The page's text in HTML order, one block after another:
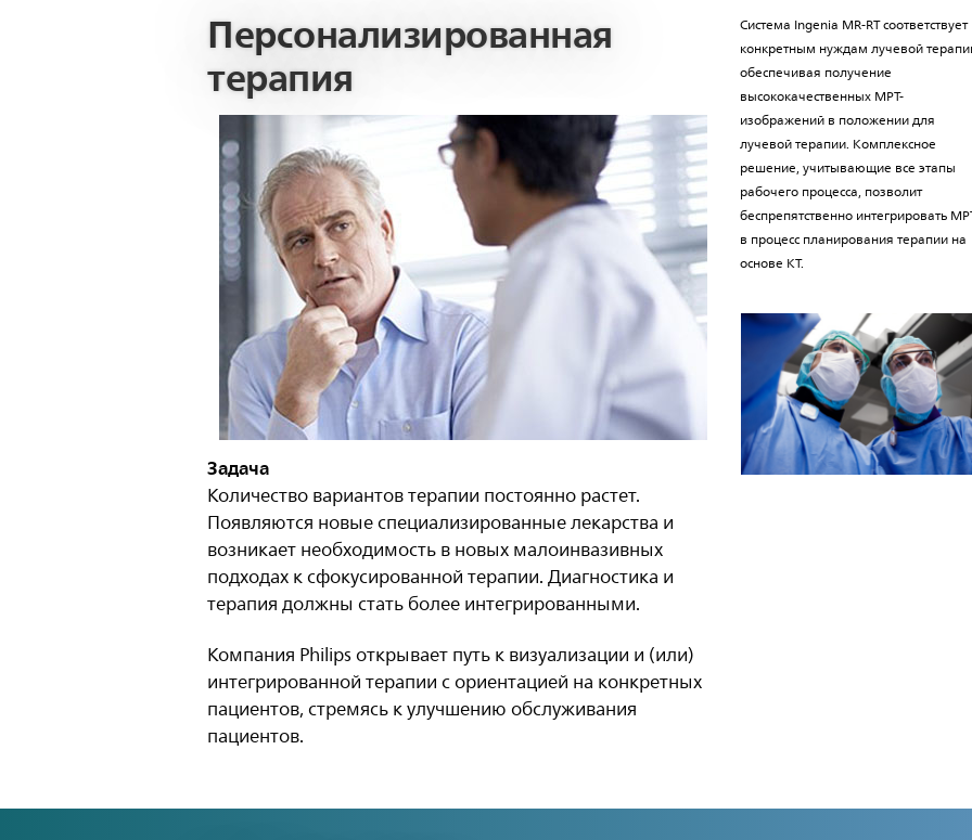
Персонализированная
терапия
Задача
Количество вариантов терапии постоянно растет.
Появляются новые специализированные лекарства и
возникает необходимость в новых малоинвазивных
подходах к сфокусированной терапии. Диагностика и
терапия должны стать более интегрированными.
Компания Philips открывает путь к визуализации и (или)
интегрированной терапии с ориентацией на конкретных
пациентов, стремясь к улучшению обслуживания
пациентов.
Система Ingenia MR-RT соответствует
конкретным нуждам лучевой
обеспечивая получение
высококачественных МРТ-
изображений в положении для
лучевой терапии. Комплексное
решение, учитывающие все этапы
рабочего процесса, позволит
беспрепятственно интегрировать
в процесс планирования терапии на
основе КТ.